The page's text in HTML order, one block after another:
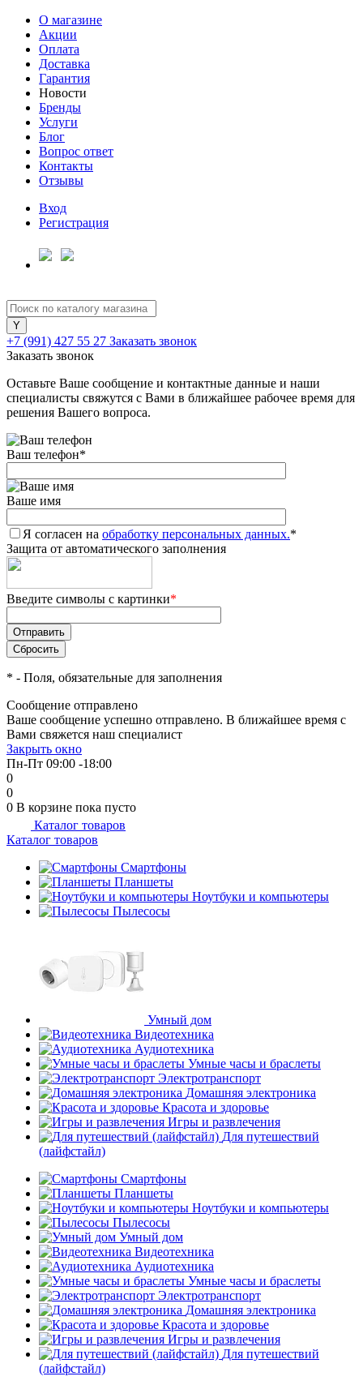
О магазине
Акции
Оплата
Доставка
Гарантия
Новости
Бренды
Услуги
Блог
Вопрос ответ
Контакты
Отзывы
Вход
Регистрация
+7 (991) 427 55 27 Заказать звонок
Заказать звонок
Оставьте Ваше сообщение и контактные данные и наши
специалисты свяжутся с Вами в ближайшее рабочее время для
решения Вашего вопроса.
Ваш телефон*
Ваше имя
Я согласен на обработку персональных данных.*
Защита от автоматического заполнения
Введите символы с картинки*
* - Поля, обязательные для заполнения
Сообщение отправлено
Ваше сообщение успешно отправлено. В ближайшее время с
Вами свяжется наш специалист
Закрыть окно
Пн-Пт 09:00 -18:00
0
0
0 В корзине пока пусто
Каталог товаров
Каталог товаров
Смартфоны
Планшеты
Ноутбуки и компьютеры
Пылесосы
Умный дом
Видеотехника
Аудиотехника
Умные часы и браслеты
Электротранспорт
Домашняя электроника
Красота и здоровье
Игры и развлечения
Для путешествий
(лайфстайл)
Смартфоны
Планшеты
Ноутбуки и компьютеры
Пылесосы
Умный дом
Видеотехника
Аудиотехника
Умные часы и браслеты
Электротранспорт
Домашняя электроника
Красота и здоровье
Игры и развлечения
Для путешествий
(лайфстайл)